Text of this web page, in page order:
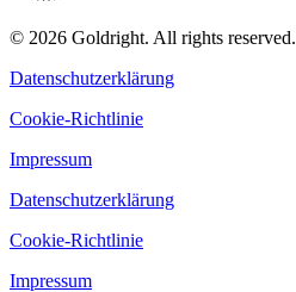
© 2026 Goldright. All rights reserved.
Datenschutzerklärung
Cookie-Richtlinie
Impressum
Datenschutzerklärung
Cookie-Richtlinie
Impressum